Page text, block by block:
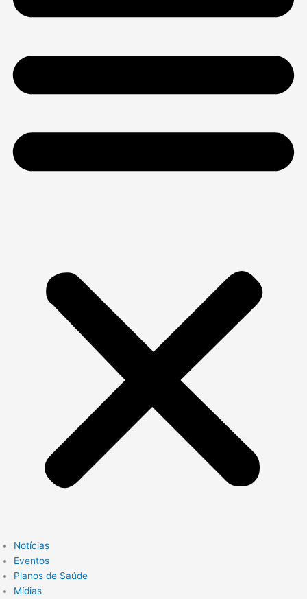
Notícias
Eventos
Planos de Saúde
Mídias